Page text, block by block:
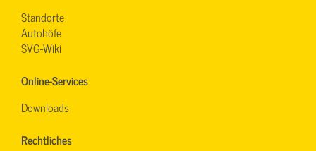
Standorte
Autohöfe
SVG-Wiki
Online-Services
Downloads
Rechtliches